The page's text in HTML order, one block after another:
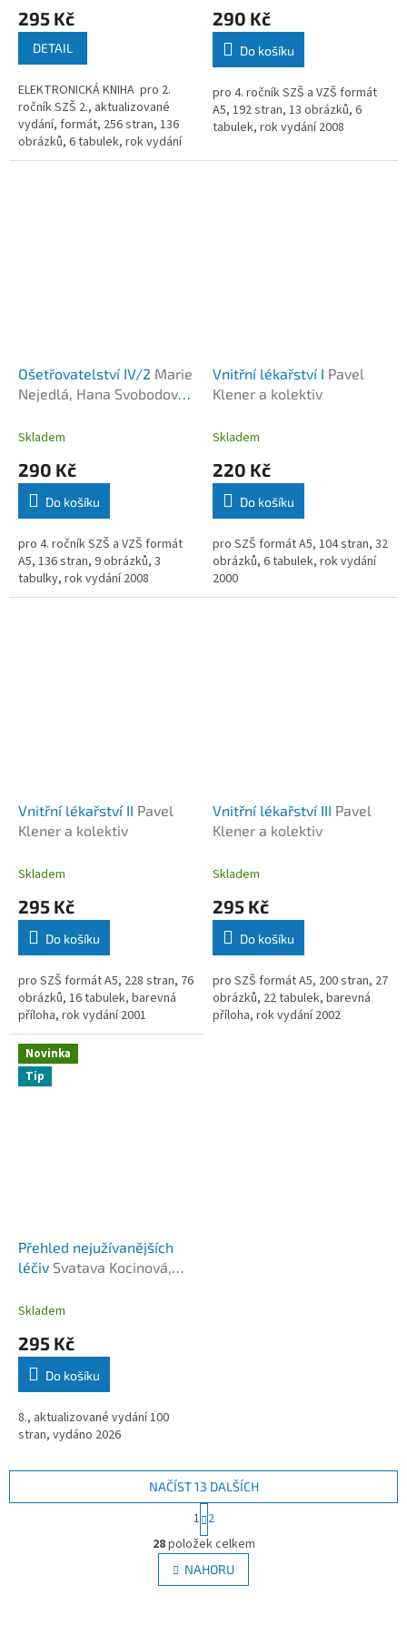
295 Kč
DETAIL
ELEKTRONICKÁ KNIHA pro 2.
ročník SZŠ 2., aktualizované
vydání, formát, 256 stran, 136
obrázků, 6 tabulek, rok vydání
2010
290 Kč
Do košíku
pro 4. ročník SZŠ a VZŠ formát
A5, 192 stran, 13 obrázků, 6
tabulek, rok vydání 2008
Ošetřovatelství IV/2 Marie
Nejedlá, Hana Svobodová,
Skladem
290 Kč
Do košíku
pro 4. ročník SZŠ a VZŠ formát
A5, 136 stran, 9 obrázků, 3
tabulky, rok vydání 2008
Vnitřní lékařství I Pavel
Klener a kolektiv
Skladem
220 Kč
Do košíku
pro SZŠ formát A5, 104 stran, 32
obrázků, 6 tabulek, rok vydání
2000
Vnitřní lékařství II Pavel
Klener a kolektiv
Skladem
295 Kč
Do košíku
pro SZŠ formát A5, 228 stran, 76
obrázků, 16 tabulek, barevná
příloha, rok vydání 2001
Vnitřní lékařství III Pavel
Klener a kolektiv
Skladem
295 Kč
Do košíku
pro SZŠ formát A5, 200 stran, 27
obrázků, 22 tabulek, barevná
příloha, rok vydání 2002
Novinka
Tip
Přehled nejužívanějších
léčiv Svatava Kocinová,
Erbanová
Skladem
295 Kč
Do košíku
8., aktualizované vydání 100
stran, vydáno 2026
O
v
l
á
NAČÍST 13 DALŠÍCH
S
t
r
á
n
k
1 2
28položek celkem
NAHORU